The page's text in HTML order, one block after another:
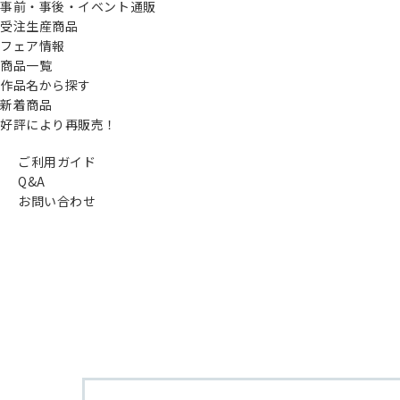
事前・事後・イベント通販
受注生産商品
フェア情報
商品一覧
作品名から探す
新着商品
好評により再販売！
ご利用ガイド
Q&A
お問い合わせ